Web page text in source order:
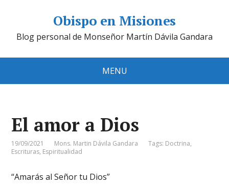
Obispo en Misiones
Blog personal de Monseñor Martín Dávila Gandara
MENU
El amor a Dios
19/09/2021 Mons. Martin Dávila Gandara Tags: Doctrina,
Escrituras, Espiritualidad
“Amarás al Señor tu Dios”